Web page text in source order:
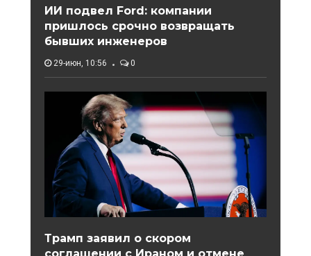
ИИ подвел Ford: компании
пришлось срочно возвращать
бывших инженеров
29-июн, 10:56 0
Трамп заявил о скором
соглашении с Ираном и отмене